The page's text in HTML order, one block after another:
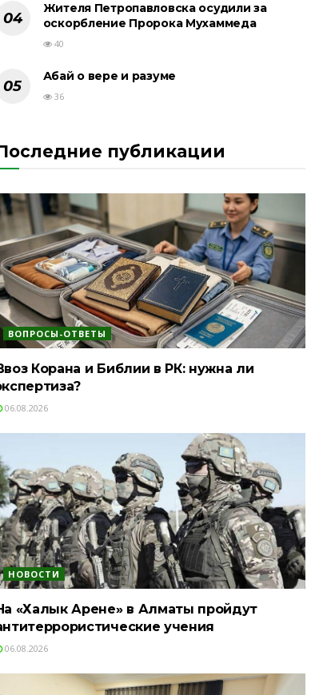
Жителя Петропавловска осудили за
оскорбление Пророка Мухаммеда
40
Абай о вере и разуме
36
публикации
ВОПРОСЫ-ОТВЕТЫ
Корана и Библии в РК: нужна ли
06.08.2026
НОВОСТИ
«Халык Арене» в Алматы пройдут
учения
06.08.2026